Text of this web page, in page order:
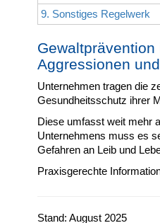
9. Sonstiges Regelwerk
Aggressionen
Unternehmen tragen die
Gesundheitsschutz ihrer
Diese umfasst weit mehr
Unternehmens muss es
Gefahren an Leib und
Praxisgerechte
Stand: August 2025